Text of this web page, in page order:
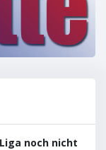
noch nicht